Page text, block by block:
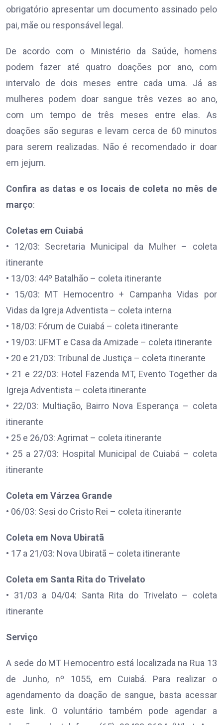
obrigatório apresentar um documento assinado pelo
pai, mãe ou responsável legal.
De acordo com o Ministério da Saúde, homens
podem fazer até quatro doações por ano, com
intervalo de dois meses entre cada uma. Já as
mulheres podem doar sangue três vezes ao ano,
com um tempo de três meses entre elas. As
doações são seguras e levam cerca de 60 minutos
para serem realizadas. Não é recomendado ir doar
em jejum.
Confira as datas e os locais de coleta no mês de
março:
Coletas em Cuiabá
• 12/03: Secretaria Municipal da Mulher – coleta
itinerante
• 13/03: 44º Batalhão – coleta itinerante
• 15/03: MT Hemocentro + Campanha Vidas por
Vidas da Igreja Adventista – coleta interna
• 18/03: Fórum de Cuiabá – coleta itinerante
• 19/03: UFMT e Casa da Amizade – coleta itinerante
• 20 e 21/03: Tribunal de Justiça – coleta itinerante
• 21 e 22/03: Hotel Fazenda MT, Evento Together da
Igreja Adventista – coleta itinerante
• 22/03: Multiação, Bairro Nova Esperança – coleta
itinerante
• 25 e 26/03: Agrimat – coleta itinerante
• 25 a 27/03: Hospital Municipal de Cuiabá – coleta
itinerante
Coleta em Várzea Grande
• 06/03: Sesi do Cristo Rei – coleta itinerante
Coleta em Nova Ubiratã
• 17 a 21/03: Nova Ubiratã – coleta itinerante
Coleta em Santa Rita do Trivelato
• 31/03 a 04/04: Santa Rita do Trivelato – coleta
itinerante
Serviço
A sede do MT Hemocentro está localizada na Rua 13
de Junho, nº 1055, em Cuiabá. Para realizar o
agendamento da doação de sangue, basta acessar
este link. O voluntário também pode agendar a